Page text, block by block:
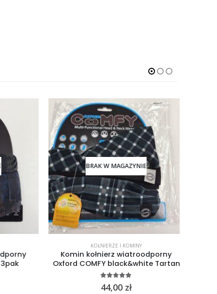
BRAK W MAGAZYNIE
KOŁNIERZE I KOMINY
Komin kołnierz wiatroodporny
Oxford COMFY black&white Tartan
out of 5
44,00zł